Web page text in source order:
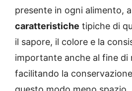
presente in ogni alimento,
caratteristiche tipiche di
il sapore, il colore e la
importante anche al fine di
facilitando la